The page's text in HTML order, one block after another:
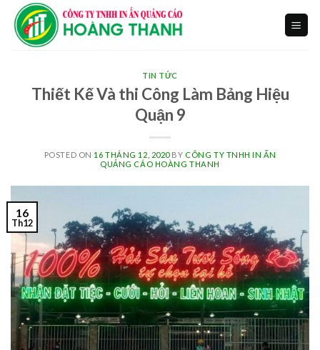
Skip
content
TIN TỨC
Thiết Kế Và thi Công Làm Bảng Hiệu
Quận 9
POSTED ON 16 THÁNG 12, 2020BY CÔNG TY TNHH IN ẤN
QUẢNG CÁO HOÀNG THANH
16
Th12